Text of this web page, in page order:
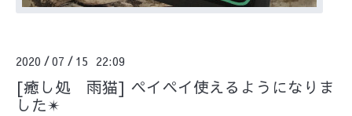
2020 /07 / 15 22:09
[癒し処 雨猫] ペイペイ使えるようになりま
した✴︎